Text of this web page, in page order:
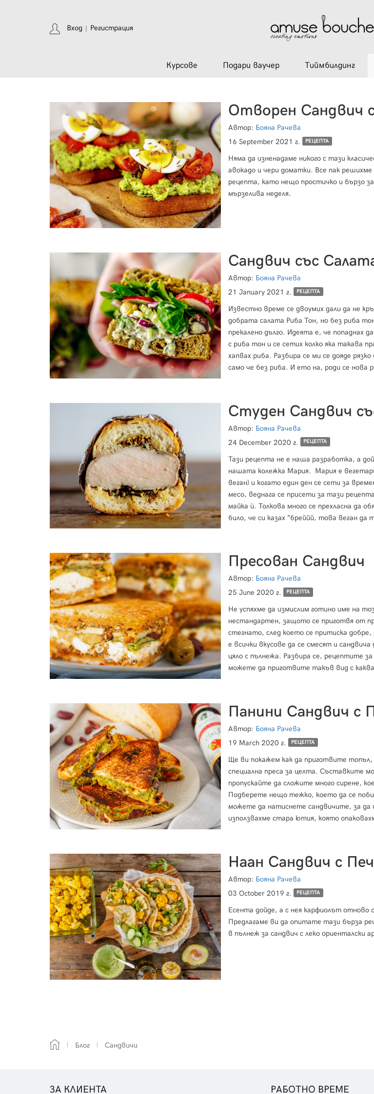
Вход Регистрация
Курсове Подари ваучер Тиймбилдинг
Автор: Бояна Рачева
16 September 2021 г.
РЕЦЕПТА
Няма да изненадаме никого с тази
авокадо и чери доматки. Все пак
рецепта, като нещо простичко и бързо
мързелива неделя.
Сандвич със
Автор: Бояна Рачева
21 January 2021 г.
РЕЦЕПТА
Известно време се двоумих дали да не
добрата салата Риба Тон, но без риба
прекалено дълго. Идеята е, че попаднах
с риба тон и се сетих колко яка такава
хапвах риба. Разбира се ми се дояде
само че без риба. И ето на, роди се нова рецепта, която аз
Автор: Бояна Рачева
24 December 2020 г.
РЕЦЕПТА
Тази рецепта не е наша разработка, а
нашата колежка Мария. Мария е вегетарианка (с наклоности към
веган) и когато един ден се сети за
месо, веднага се присети за тази
майка ѝ. Толкова много се прехласна да
било, че си казах “бреййй, това веган да
Пресован Сандвич
Автор: Бояна Рачева
25 June 2020 г.
РЕЦЕПТА
Не успяхме да измислим готино име на
нестандартен, защото се приготвя от
стегнато, след което се притиска
е всички вкусове да се смесят и
цяло с пълнежа. Разбира се, рецептите
можете да приготвите такъв вид с
Панини Сандвич с
Автор: Бояна Рачева
19 March 2020 г.
РЕЦЕПТА
Ще ви покажем как да приготвите топъл,
специална преса за целта. Съставките
пропускайте да сложите много сирене,
Подберете нещо тежко, което да се
можете да натиснете сандвичите, за
използвахме стара ютия, която
Наан Сандвич с
Автор: Бояна Рачева
03 October 2019 г.
РЕЦЕПТА
Есента дойде, а с нея карфиолът отново
Предлагаме ви да опитате тази бърза
в пълнеж за сандвич с леко ориенталски
Блог Сандвичи
ЗА КЛИЕНТА РАБОТНО ВРЕМЕ